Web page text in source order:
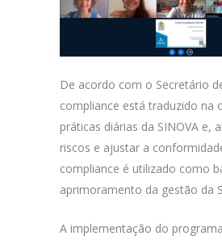
De acordo com o Secretário
compliance está traduzido na
práticas diárias da SINOVA e,
riscos e ajustar a
compliance é utilizado como
aprimoramento da gestão da
A implementação do